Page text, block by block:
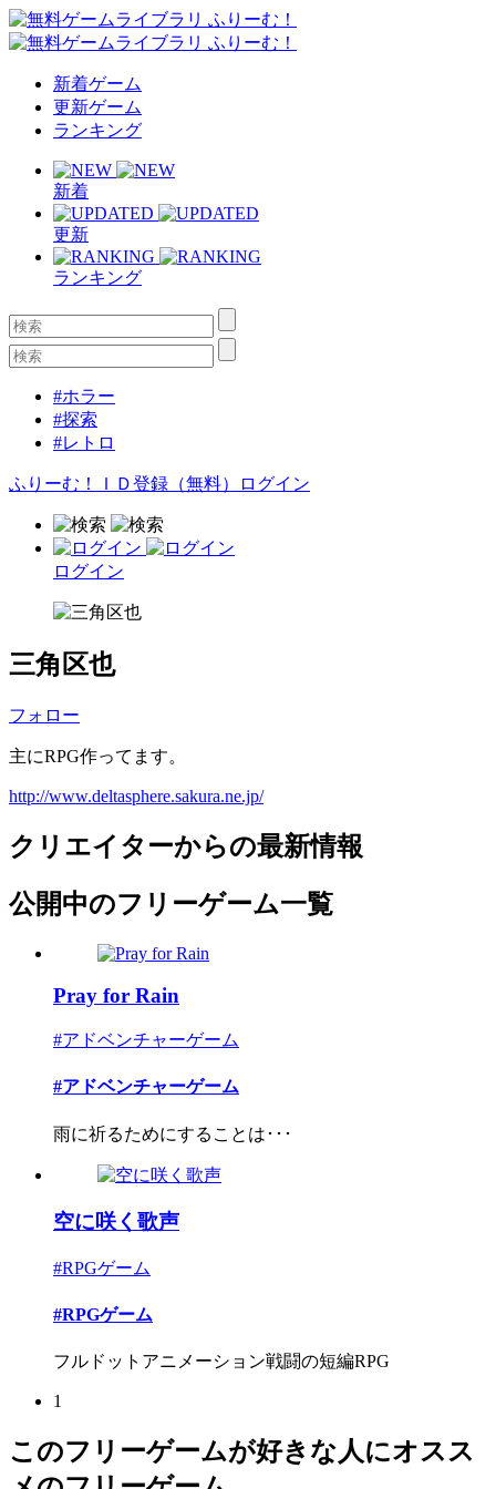
新着ゲーム
更新ゲーム
ランキング
新着
更新
ランキング
#ホラー
#探索
#レトロ
ふりーむ！ＩＤ登録（無料） ログイン
ログイン
三角区也
フォロー
主にRPG作ってます。
http://www.deltasphere.sakura.ne.jp/
クリエイターからの最新情報
公開中のフリーゲーム一覧
Pray for Rain
#アドベンチャーゲーム
#アドベンチャーゲーム
雨に祈るためにすることは･･･
空に咲く歌声
#RPGゲーム
#RPGゲーム
フルドットアニメーション戦闘の短編RPG
1
このフリーゲームが好きな人にオスス